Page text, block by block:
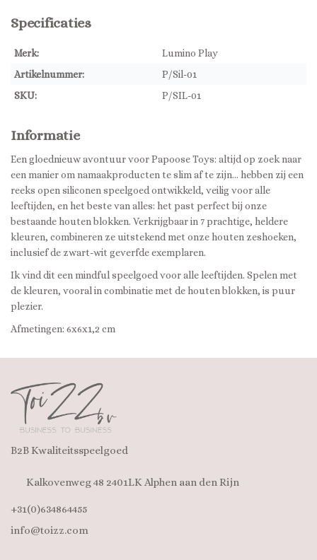
Specificaties
Merk:
Lumino Play
Artikelnummer:
P/Sil-01
SKU:
P/SIL-01
Informatie
Een gloednieuw avontuur voor Papoose Toys: altijd op zoek naar
een manier om namaakproducten te slim af te zijn... hebben zij een
reeks open siliconen speelgoed ontwikkeld, veilig voor alle
leeftijden, en het beste van alles: het past perfect bij onze
bestaande houten blokken. Verkrijgbaar in 7 prachtige, heldere
kleuren, combineren ze uitstekend met onze houten zeshoeken,
inclusief de zwart-wit geverfde exemplaren.
Ik vind dit een mindful speelgoed voor alle leeftijden. Spelen met
de kleuren, vooral in combinatie met de houten blokken, is puur
plezier.
Afmetingen: 6x6x1,2 cm
B2B Kwaliteitsspeelgoed
Kalkovenweg 48 2401LK Alphen aan den Rijn
+31(0)634864455
info@toizz.com